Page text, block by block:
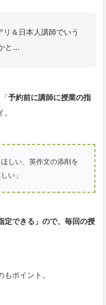
＆日本人講師でいう
と…
予約前に講師に授業の指
しい、英作文の添削を
い」
定できる」ので、毎回の授
ポイント。